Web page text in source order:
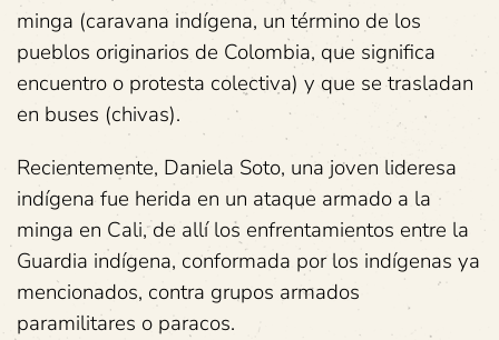
minga (caravana indígena, un término de los
pueblos originarios de Colombia, que significa
encuentro o protesta colectiva) y que se trasladan
en buses (chivas).
Recientemente, Daniela Soto, una joven lideresa
indígena fue herida en un ataque armado a la
minga en Cali, de allí los enfrentamientos entre la
Guardia indígena, conformada por los indígenas ya
mencionados, contra grupos armados
paramilitares o paracos.